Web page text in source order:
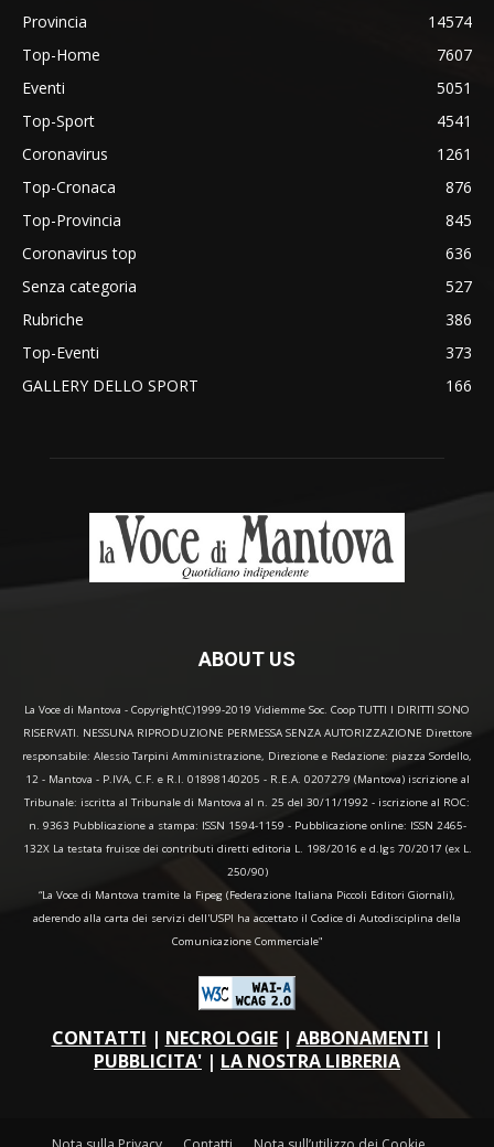
Provincia
14574
Top-Home
7607
Eventi
5051
Top-Sport
4541
Coronavirus
1261
Top-Cronaca
876
Top-Provincia
845
Coronavirus top
636
Senza categoria
527
Rubriche
386
Top-Eventi
373
GALLERY DELLO SPORT
166
ABOUT US
La Voce di Mantova - Copyright(C)1999-2019 Vidiemme Soc. Coop TUTTI I DIRITTI SONO
RISERVATI. NESSUNA RIPRODUZIONE PERMESSA SENZA AUTORIZZAZIONE Direttore
responsabile: Alessio Tarpini Amministrazione, Direzione e Redazione: piazza Sordello,
12 - Mantova - P.IVA, C.F. e R.I. 01898140205 - R.E.A. 0207279 (Mantova) iscrizione al
Tribunale: iscritta al Tribunale di Mantova al n. 25 del 30/11/1992 - iscrizione al ROC:
n. 9363 Pubblicazione a stampa: ISSN 1594-1159 - Pubblicazione online: ISSN 2465-
132X La testata fruisce dei contributi diretti editoria L. 198/2016 e d.lgs 70/2017 (ex L.
250/90)
“La Voce di Mantova tramite la Fipeg (Federazione Italiana Piccoli Editori Giornali),
aderendo alla carta dei servizi dell'USPI ha accettato il Codice di Autodisciplina della
Comunicazione Commerciale"
CONTATTI | NECROLOGIE| ABBONAMENTI |
PUBBLICITA' | LA NOSTRA LIBRERIA